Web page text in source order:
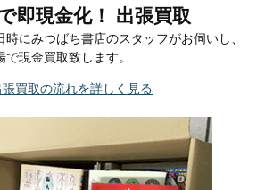
即現金化！ 出張買取
にみつばち書店のスタッフがお伺いし、
現金買取致します。
張買取の流れを詳しく見る